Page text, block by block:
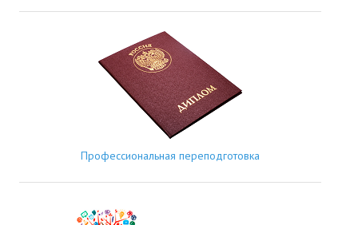
Профессиональная переподготовка